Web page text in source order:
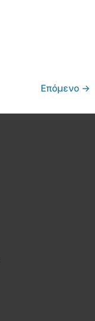
Επόμενο →